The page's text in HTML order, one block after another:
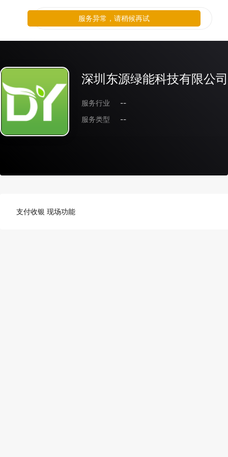
深圳东源绿能科技有限公司
服务行业
--
服务类型
--
支付收银 现场功能
服务异常，请稍候再试